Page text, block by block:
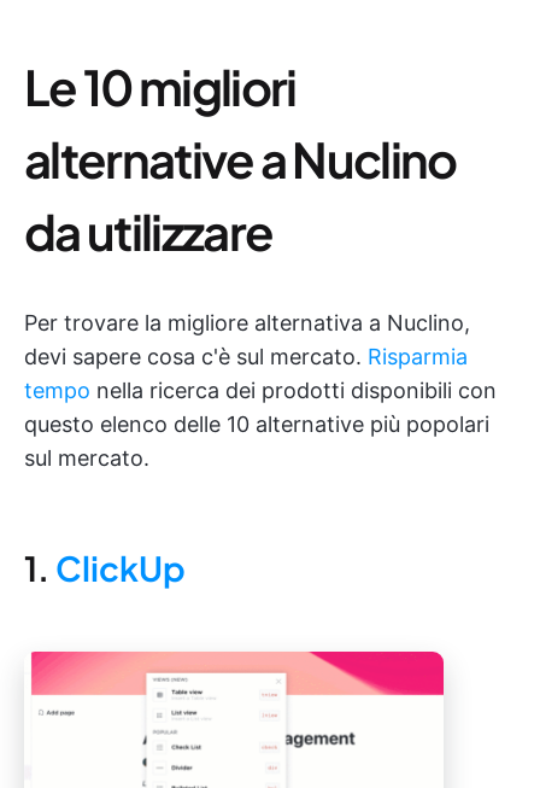
Le 10 migliori
alternative a Nuclino
da utilizzare
Per trovare la migliore alternativa a Nuclino,
devi sapere cosa c'è sul mercato. Risparmia
tempo nella ricerca dei prodotti disponibili con
questo elenco delle 10 alternative più popolari
sul mercato.
1. ClickUp